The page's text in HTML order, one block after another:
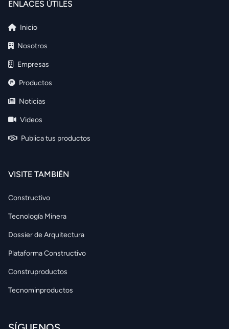
ENLACES ÚTILES
Inicio
Nosotros
Empresas
Productos
Noticias
Videos
Publica tus productos
VISITE TAMBIÉN
Constructivo
Tecnología Minera
Dossier de Arquitectura
Plataforma Constructivo
Construproductos
Tecnominproductos